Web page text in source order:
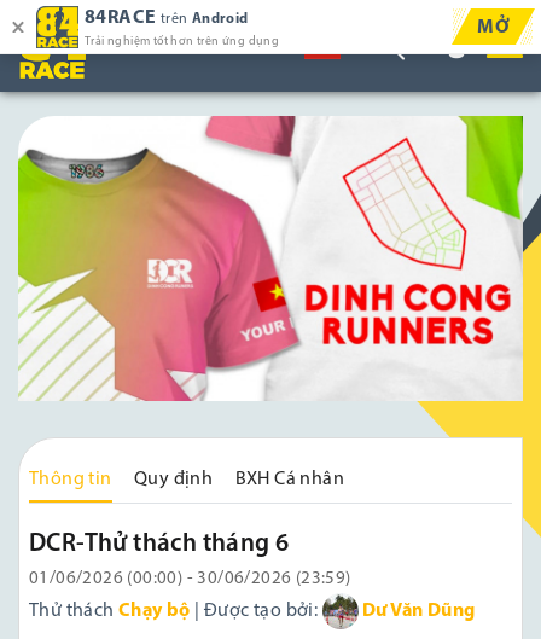
Thông tin Quy định BXH Cá nhân
DCR-Thử thách tháng 6
01/06/2026 (00:00) - 30/06/2026 (23:59)
Thử thách Chạy bộ | Được tạo bởi: Dư Văn Dũng
84RACE trên Android
Trải nghiệm tốt hơn trên ứng dụng
MỞ